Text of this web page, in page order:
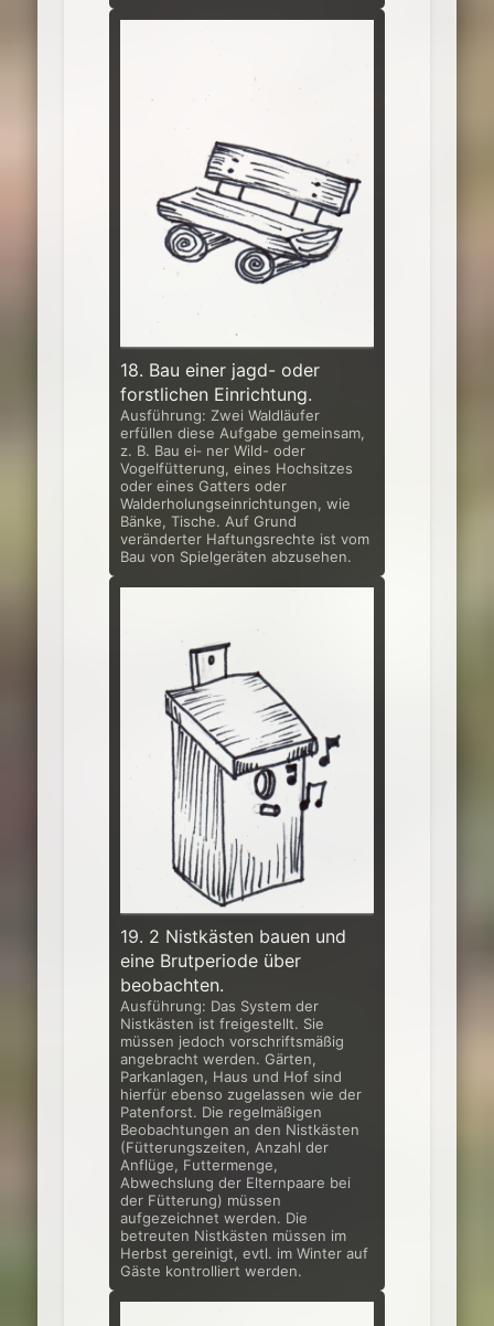
18. Bau einer jagd- oder
forstlichen Einrichtung.
Ausführung: Zwei Waldläufer
erfüllen diese Aufgabe gemeinsam,
z. B. Bau ei‑ ner Wild- oder
Vogelfütterung, eines Hochsitzes
oder eines Gatters oder
Walderholungseinrichtungen, wie
Bänke, Tische. Auf Grund
veränderter Haf­tungsrechte ist vom
Bau von Spielgeräten abzusehen.
19. 2 Nistkästen bauen und
eine Brutperiode über
beobachten.
Ausführung: Das System der
Nistkästen ist freigestellt. Sie
müssen jedoch vorschriftsmäßig
angebracht werden. Gärten,
Parkanlagen, Haus und Hof sind
hierfür ebenso zugelassen wie der
Patenforst. Die regelmäßigen
Beobachtun­gen an den Nistkästen
(Fütterungszeiten, Anzahl der
Anflüge, Futtermenge,
Abwechslung der Elternpaare bei
der Fütterung) müssen
aufgezeichnet wer­den. Die
betreuten Nistkästen müssen im
Herbst gereinigt, evtl. im Winter auf
Gäste kontrolliert werden.